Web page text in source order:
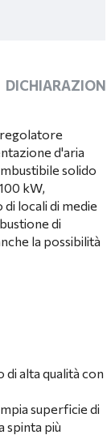
regolatore
d'aria
solido
kW,
locali di medie
di
la possibilità
di alta qualità con
superficie di
spinta più